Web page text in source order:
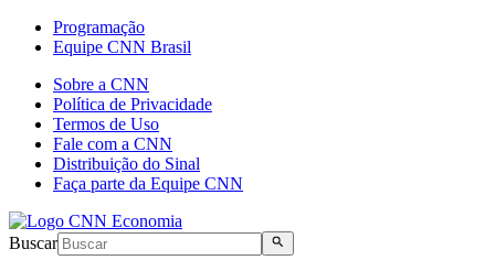
Programação
Equipe CNN Brasil
Sobre a CNN
Política de Privacidade
Termos de Uso
Fale com a CNN
Distribuição do Sinal
Faça parte da Equipe CNN
Buscar